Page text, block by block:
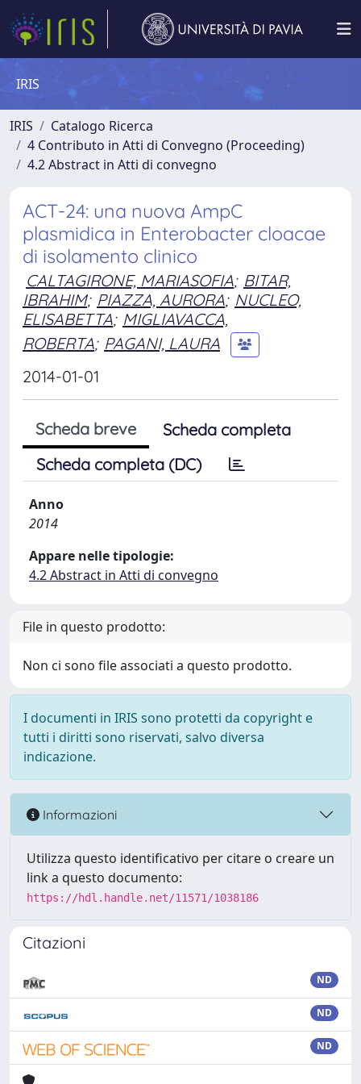
IRIS
IRIS
Catalogo Ricerca
4 Contributo in Atti di Convegno (Proceeding)
4.2 Abstract in Atti di convegno
ACT-24: una nuova AmpC
plasmidica in Enterobacter cloacae
di isolamento clinico
CALTAGIRONE, MARIASOFIA; BITAR,
IBRAHIM; PIAZZA, AURORA; NUCLEO,
ELISABETTA; MIGLIAVACCA,
ROBERTA; PAGANI, LAURA
2014-01-01
Scheda breve
Scheda completa
Scheda completa (DC)
Anno
2014
Appare nelle tipologie:
4.2 Abstract in Atti di convegno
File in questo prodotto:
Non ci sono file associati a questo prodotto.
I documenti in IRIS sono protetti da copyright e
tutti i diritti sono riservati, salvo diversa
indicazione.
Informazioni
Utilizza questo identificativo per citare o creare un
link a questo documento:
https://hdl.handle.net/11571/1038186
Citazioni
ND
ND
ND